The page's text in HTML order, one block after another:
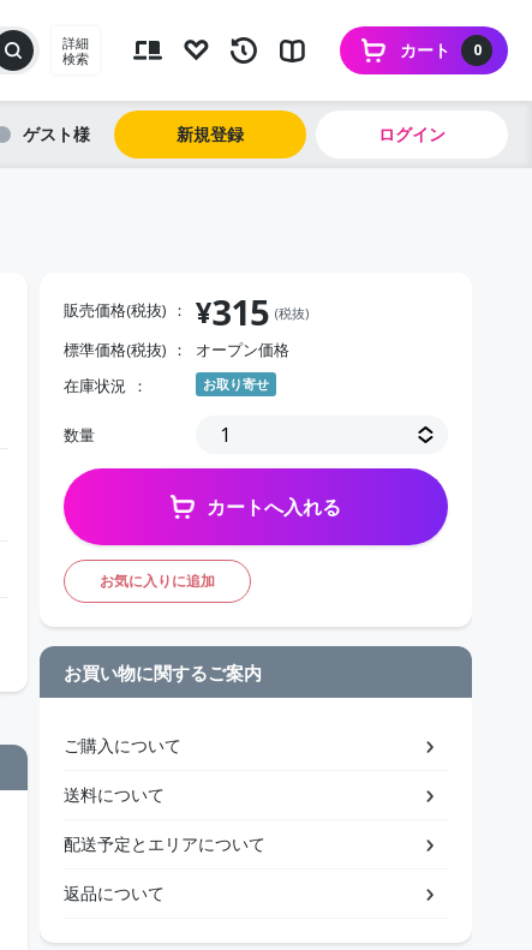
詳細
検索
0
カート
ゲスト 新規登録 ログイン
販売価格(税抜) ¥315 (税抜)
標準価格(税抜)
オープン価格
在庫状況
お取り寄せ
数量
カートへ入れる
お気に入りに追加
お買い物に関するご案内
ご購入について
送料について
配送予定とエリアについて
返品について